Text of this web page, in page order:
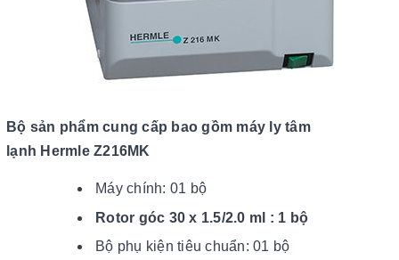
Bộ sản phẩm cung cấp bao gồm máy ly tâm
lạnh Hermle Z216MK
Máy chính: 01 bộ
Rotor góc 30 x 1.5/2.0 ml : 1 bộ
Bộ phụ kiện tiêu chuẩn: 01 bộ